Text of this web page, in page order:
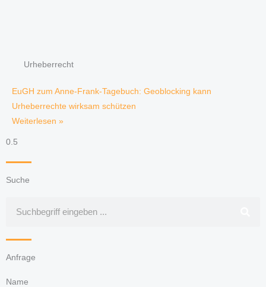
Urheberrecht
EuGH zum Anne-Frank-Tagebuch: Geoblocking kann
Urheberrechte wirksam schützen
Weiterlesen »
Suche
Anfrage
Name